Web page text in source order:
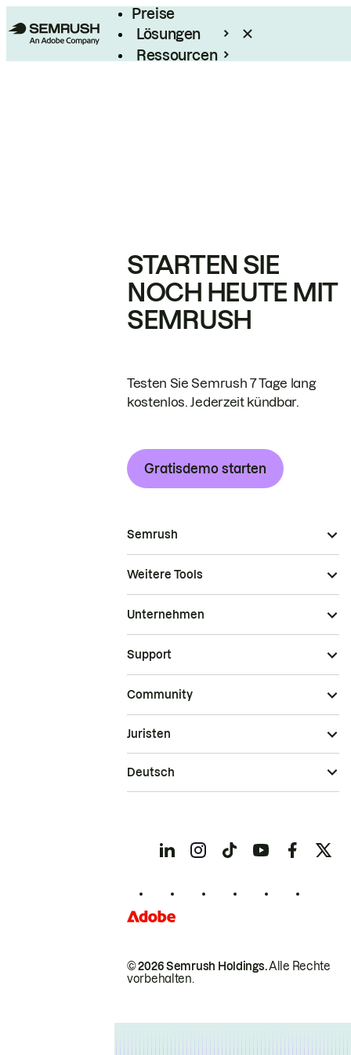
Preise
Lösungen
Ressourcen
STARTEN SIE
NOCH HEUTE MIT
SEMRUSH
Testen Sie Semrush 7 Tage lang
kostenlos. Jederzeit kündbar.
Gratisdemo starten
Semrush
Weitere Tools
Unternehmen
Support
Community
© 2026 Semrush Holdings.Alle Rechte
vorbehalten.
Juristen
Deutsch